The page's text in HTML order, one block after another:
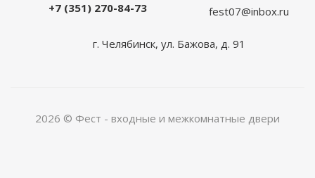
+7 (351) 270-84-73 fest07@inbox.ru
г. Челябинск, ул. Бажова, д. 91
2026 © Фест - входные и межкомнатные двери